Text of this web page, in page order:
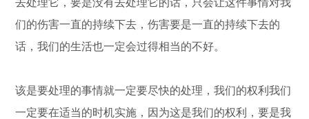
们的伤害一直的持续下去，伤害要是一直的持续下去的
话，我们的生活也一定会过得相当的不好。
该是要处理的事情就一定要尽快的处理，我们的权利我们
一定要在适当的时机实施，因为这是我们的权利，要是我